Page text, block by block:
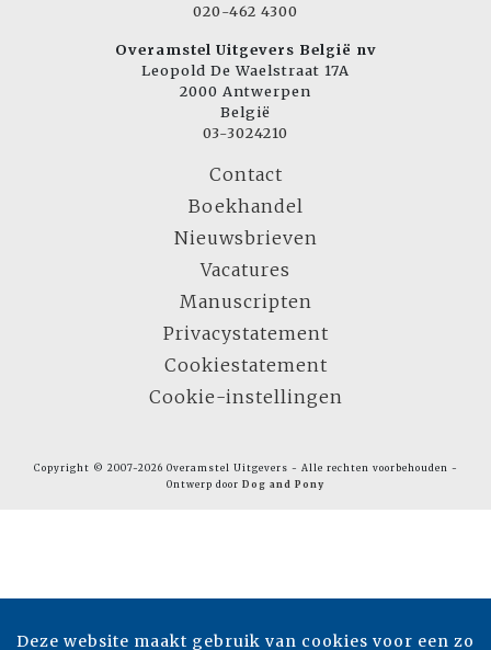
020-462 4300
Overamstel Uitgevers België nv
Leopold De Waelstraat 17A
2000 Antwerpen
België
03-3024210
Contact
Boekhandel
Nieuwsbrieven
Vacatures
Manuscripten
Privacystatement
Cookiestatement
Cookie-instellingen
Copyright © 2007-2026 Overamstel Uitgevers - Alle rechten voorbehouden -
Ontwerp door Dog and Pony
Deze website maakt gebruik van cookies voor een zo